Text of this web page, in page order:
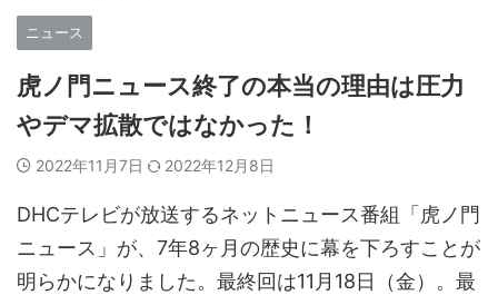
ニュース
虎ノ門ニュース終了の本当の理由は圧力
やデマ拡散ではなかった！
2022年11月7日 2022年12月8日
DHCテレビが放送するネットニュース番組「虎ノ門
ニュース」が、7年8ヶ月の歴史に幕を下ろすことが
明らかになりました。最終回は11月18日（金）。最